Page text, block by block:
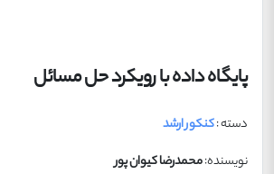
پایگاه داده با رویکرد حل مسائل
دسته :کنکور ارشد
نویسنده:محمدرضا کیوان پور